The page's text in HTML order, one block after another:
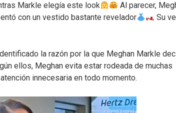
Markle elegía este look
Al parecer,
con un vestido bastante revelador
Su
la razón por la que Meghan Markle
ellos, Meghan evita estar rodeada de muchas
innecesaria en todo momento.